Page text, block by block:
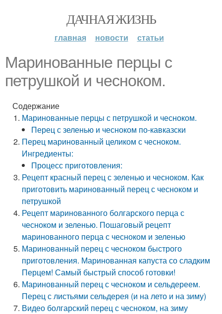
ДАЧНАЯ ЖИЗНЬ
главная новости статьи
Маринованные перцы с
петрушкой и чесноком.
Содержание
Маринованные перцы с петрушкой и чесноком.
Перец с зеленью и чесноком по-кавказски
Перец маринованный целиком с чесноком.
Ингредиенты:
Процесс приготовления:
Рецепт красный перец с зеленью и чесноком. Как
приготовить маринованный перец с чесноком и
петрушкой
Рецепт маринованного болгарского перца с
чесноком и зеленью. Пошаговый рецепт
маринованного перца с чесноком и зеленью
Маринованный перец с чесноком быстрого
приготовления. Маринованная капуста со сладким
Перцем! Самый быстрый способ готовки!
Маринованный перец с чесноком и сельдереем.
Перец с листьями сельдерея (и на лето и на зиму)
Видео болгарский перец с чесноком, на зиму